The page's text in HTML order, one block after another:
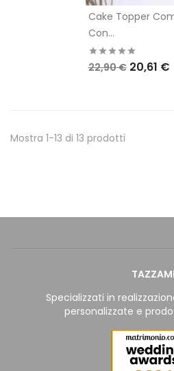
Cake Topper
Con...
22,90 € 20,61 €
Mostra 1-13 di 13 prodotti
TAZZAMI
Specializzati in
personalizzate e